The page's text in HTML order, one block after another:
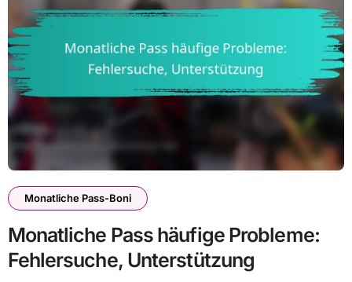
Monatliche Pass-Boni
Monatliche Pass häufige Probleme:
Fehlersuche, Unterstützung